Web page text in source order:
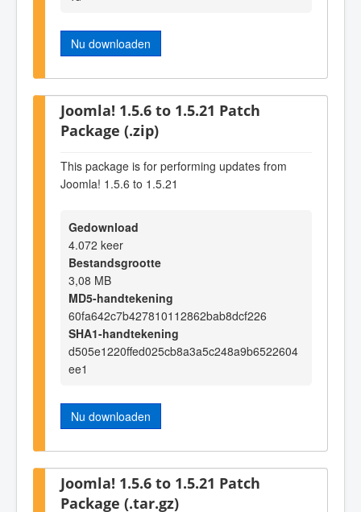
Nu downloaden
Joomla! 1.5.6 to 1.5.21 Patch
Package (.zip)
This package is for performing updates from
Joomla! 1.5.6 to 1.5.21
Gedownload
4.072 keer
Bestandsgrootte
3,08 MB
MD5-handtekening
60fa642c7b427810112862bab8dcf226
SHA1-handtekening
d505e1220ffed025cb8a3a5c248a9b6522604
ee1
Nu downloaden
Joomla! 1.5.6 to 1.5.21 Patch
Package (.tar.gz)